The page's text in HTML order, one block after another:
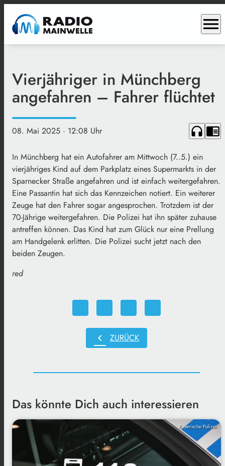
menu
Vierjähriger in Münchberg
angefahren – Fahrer flüchtet
08. Mai 2025 · 12:08 Uhr headphones chrome_reader_mode
In Münchberg hat ein Autofahrer am Mittwoch (7..5.) ein
vierjähriges Kind auf dem Parkplatz eines Supermarkts in der
Sparnecker Straße angefahren und ist einfach weitergefahren.
Eine Passantin hat sich das Kennzeichen notiert. Ein weiterer
Zeuge hat den Fahrer sogar angesprochen. Trotzdem ist der
70-Jährige weitergefahren. Die Polizei hat ihn später zuhause
antreffen können. Das Kind hat zum Glück nur eine Prellung
am Handgelenk erlitten. Die Polizei sucht jetzt nach den
beiden Zeugen.
red
chevron_left ZURÜCK
Das könnte Dich auch interessieren
Bayerische Polizei